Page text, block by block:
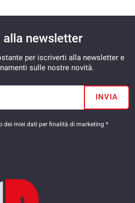
newsletter
per iscriverti alla newsletter e
sulle nostre novità.
INVIA
dei miei dati per finalità di marketing *